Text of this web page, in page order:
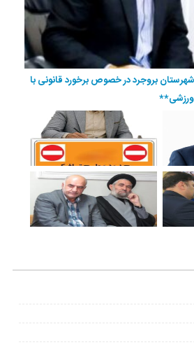
شهرستان بروجرد در خصوص برخورد قانونی با
ورزشی**